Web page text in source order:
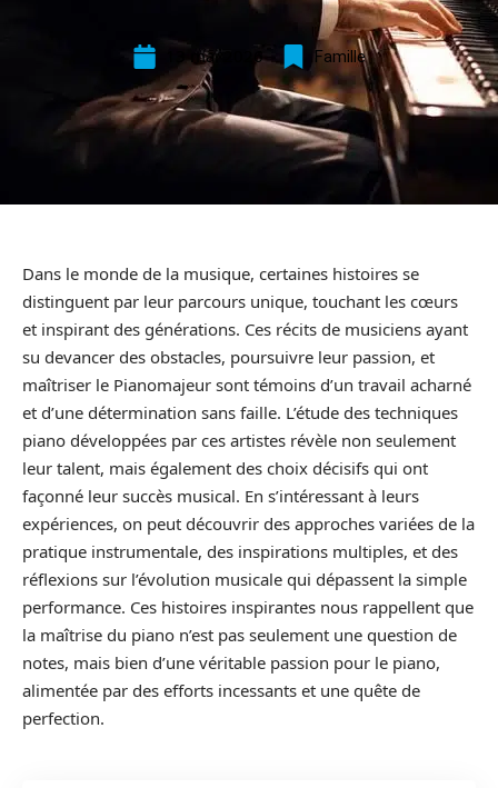
13 mai 2026 Famille
Dans le monde de la musique, certaines histoires se
distinguent par leur parcours unique, touchant les cœurs
et inspirant des générations. Ces récits de musiciens ayant
su devancer des obstacles, poursuivre leur passion, et
maîtriser le Pianomajeur sont témoins d’un travail acharné
et d’une détermination sans faille. L’étude des techniques
piano développées par ces artistes révèle non seulement
leur talent, mais également des choix décisifs qui ont
façonné leur succès musical. En s’intéressant à leurs
expériences, on peut découvrir des approches variées de la
pratique instrumentale, des inspirations multiples, et des
réflexions sur l’évolution musicale qui dépassent la simple
performance. Ces histoires inspirantes nous rappellent que
la maîtrise du piano n’est pas seulement une question de
notes, mais bien d’une véritable passion pour le piano,
alimentée par des efforts incessants et une quête de
perfection.